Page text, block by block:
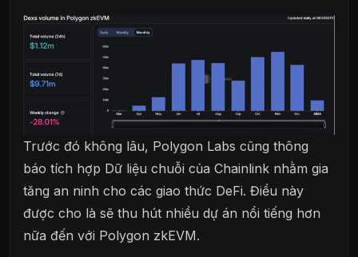
Trước đó không lâu, Polygon Labs cũng thông
báo tích hợp Dữ liệu chuỗi của Chainlink nhằm gia
tăng an ninh cho các giao thức DeFi. Điều này
được cho là sẽ thu hút nhiều dự án nổi tiếng hơn
nữa đến với Polygon zkEVM.